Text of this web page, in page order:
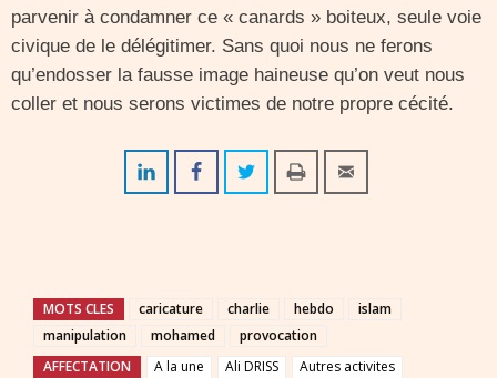
parvenir à condamner ce « canards » boiteux, seule voie
civique de le délégitimer. Sans quoi nous ne ferons
qu’endosser la fausse image haineuse qu’on veut nous
coller et nous serons victimes de notre propre cécité.
MOTS CLES caricature charlie hebdo
islam
manipulation
mohamed
provocation
AFFECTATION
A la une Ali DRISS
Autres activites